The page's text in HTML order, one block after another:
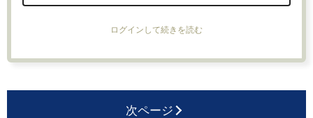
ログインして続きを読む
次ページ